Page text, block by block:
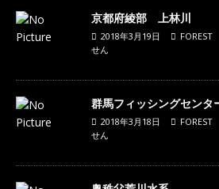
京都府綾部 上林川
2018年3月19日 FOREST
せん
群馬フィッシングセンタ
2018年3月18日 FOREST
せん